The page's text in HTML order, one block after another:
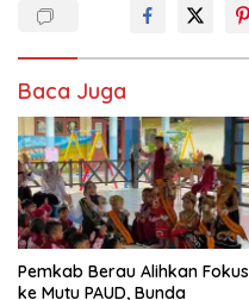
Baca Juga
Pemkab Berau Alihkan Fokus
ke Mutu PAUD, Bunda